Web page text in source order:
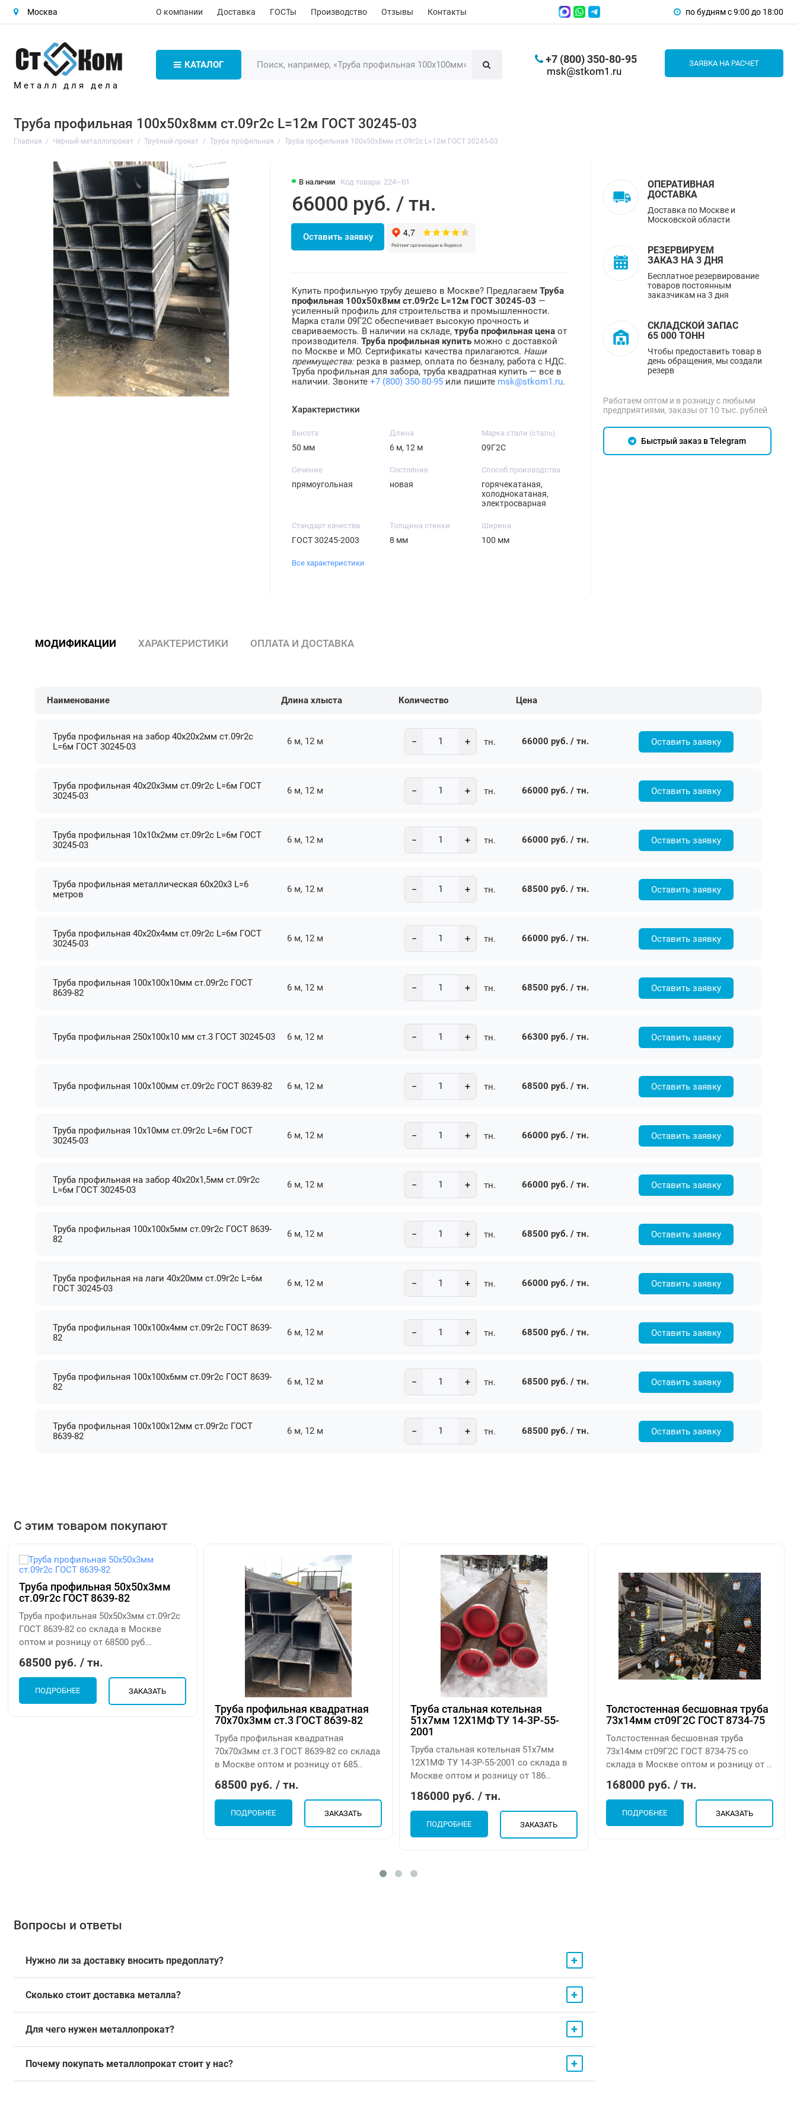
Москва О компании Доставка ГОСТы Производство Отзывы Контакты по будням с 9:00 до 18:00
Металл для дела
КАТАЛОГ +7 (800) 350-80-95
msk@stkom1.ru
ЗАЯВКА НА РАСЧЕТ
Труба профильная 100х50х8мм ст.09г2с L=12м ГОСТ 30245-03
Главная Чёрный металлопрокат Трубный прокат Труба профильная Труба профильная 100х50х8мм ст.09г2с L=12м ГОСТ 30245-03
В наличии Код товара: 224~01
66000 руб. / тн.
Оставить заявку
Купить профильную трубу дешево в Москве? ПредлагаемТруба
профильная 100х50х8мм ст.09г2с L=12м ГОСТ 30245-03 —
усиленный профиль для строительства и промышленности.
Марка стали 09Г2С обеспечивает высокую прочность и
свариваемость. В наличии на складе,труба профильная цена от
производителя.Труба профильная купить можно с доставкой
по Москве и МО. Сертификаты качества прилагаются. Наши
преимущества:резка в размер, оплата по безналу, работа с НДС.
Труба профильная для забора, труба квадратная купить — все в
наличии. Звоните+7 (800) 350-80-95 или пишите msk@stkom1.ru.
Характеристики
Высота
50 мм
Длина
6 м, 12 м
Марка стали (сталь)
09Г2С
Сечение
прямоугольная
Состояние
новая
Способ производства
горячекатаная,
холоднокатаная,
электросварная
Стандарт качества
ГОСТ 30245-2003
Толщина стенки
8 мм
Ширина
100 мм
Все характеристики
ОПЕРАТИВНАЯ
ДОСТАВКА
Доставка по Москве и
Московской области
РЕЗЕРВИРУЕМ
ЗАКАЗ НА 3 ДНЯ
Бесплатное резервирование
товаров постоянным
заказчикам на 3 дня
СКЛАДСКОЙ ЗАПАС
65 000 ТОНН
Чтобы предоставить товар в
день обращения, мы создали
резерв
Работаем оптом и в розницу с любыми
предприятиями, заказы от 10 тыс. рублей
Быстрый заказ в Telegram
МОДИФИКАЦИИ ХАРАКТЕРИСТИКИ ОПЛАТА И ДОСТАВКА
Наименование Длина хлыста Количество Цена
Труба профильная на забор 40х20х2мм ст.09г2с
L=6м ГОСТ 30245-03
6 м, 12 м − + тн. 66000 руб. / тн. Оставить заявку
Труба профильная 40х20х3мм ст.09г2с L=6м ГОСТ
30245-03
6 м, 12 м − + тн. 66000 руб. / тн. Оставить заявку
Труба профильная 10х10х2мм ст.09г2с L=6м ГОСТ
30245-03
6 м, 12 м − + тн. 66000 руб. / тн. Оставить заявку
Труба профильная металлическая 60х20х3 L=6
метров
6 м, 12 м − + тн. 68500 руб. / тн. Оставить заявку
Труба профильная 40х20х4мм ст.09г2с L=6м ГОСТ
30245-03
6 м, 12 м − + тн. 66000 руб. / тн. Оставить заявку
Труба профильная 100х100х10мм ст.09г2с ГОСТ
8639-82
6 м, 12 м − + тн. 68500 руб. / тн. Оставить заявку
Труба профильная 250х100х10 мм ст.3 ГОСТ 30245-03 6 м, 12 м − + тн. 66300 руб. / тн. Оставить заявку
Труба профильная 100х100мм ст.09г2с ГОСТ 8639-82 6 м, 12 м − + тн. 68500 руб. / тн. Оставить заявку
Труба профильная 10х10мм ст.09г2с L=6м ГОСТ
30245-03
6 м, 12 м − + тн. 66000 руб. / тн. Оставить заявку
Труба профильная на забор 40х20х1,5мм ст.09г2с
L=6м ГОСТ 30245-03
6 м, 12 м − + тн. 66000 руб. / тн. Оставить заявку
Труба профильная 100х100х5мм ст.09г2с ГОСТ 8639-
82
6 м, 12 м − + тн. 68500 руб. / тн. Оставить заявку
Труба профильная на лаги 40х20мм ст.09г2с L=6м
ГОСТ 30245-03
6 м, 12 м − + тн. 66000 руб. / тн. Оставить заявку
Труба профильная 100х100х4мм ст.09г2с ГОСТ 8639-
82
6 м, 12 м − + тн. 68500 руб. / тн. Оставить заявку
Труба профильная 100х100х6мм ст.09г2с ГОСТ 8639-
82
6 м, 12 м − + тн. 68500 руб. / тн. Оставить заявку
Труба профильная 100х100х12мм ст.09г2с ГОСТ
8639-82
6 м, 12 м − + тн. 68500 руб. / тн. Оставить заявку
С этим товаром покупают
Труба профильная 50х50х3мм
ст.09г2с ГОСТ 8639-82
Труба профильная 50х50х3мм ст.09г2с
ГОСТ 8639-82 со склада в Москве
оптом и розницу от 68500 руб...
68500 руб. / тн.
ПОДРОБНЕЕ ЗАКАЗАТЬ
Труба профильная квадратная
70х70х3мм ст.3 ГОСТ 8639-82
Труба профильная квадратная
70х70х3мм ст.3 ГОСТ 8639-82 со склада
в Москве оптом и розницу от 685..
68500 руб. / тн.
ПОДРОБНЕЕ ЗАКАЗАТЬ
Труба стальная котельная
51х7мм 12Х1МФ ТУ 14-3Р-55-
2001
Труба стальная котельная 51х7мм
12Х1МФ ТУ 14-3Р-55-2001 со склада в
Москве оптом и розницу от 186..
186000 руб. / тн.
ПОДРОБНЕЕ ЗАКАЗАТЬ
Толстостенная бесшовная труба
73х14мм ст09Г2С ГОСТ 8734-75
Толстостенная бесшовная труба
73х14мм ст09Г2С ГОСТ 8734-75 со
склада в Москве оптом и розницу от ..
168000 руб. / тн.
ПОДРОБНЕЕ ЗАКАЗАТЬ
Вопросы и ответы
Нужно ли за доставку вносить предоплату? +
Сколько стоит доставка металла? +
Для чего нужен металлопрокат? +
Почему покупать металлопрокат стоит у нас? +